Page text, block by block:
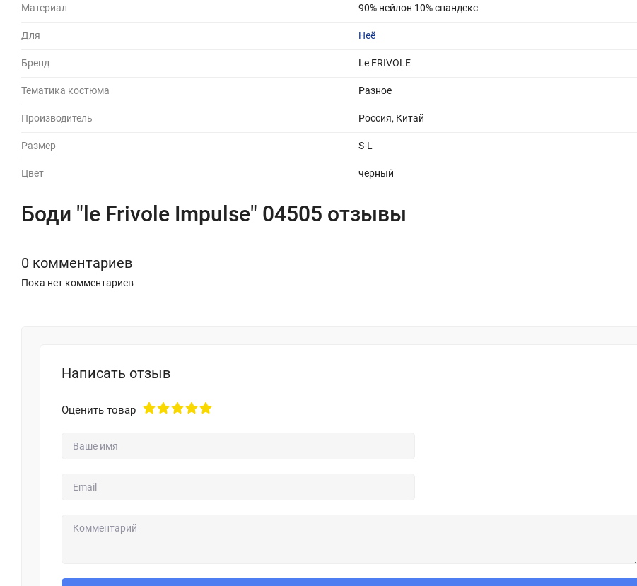
Материал 90% нейлон 10% спандекс
Для Неё
Бренд Le FRIVOLE
Тематика костюма Разное
Производитель Россия, Китай
Размер S-L
Цвет черный
Боди "le Frivole Impulse" 04505 отзывы
0 комментариев
Пока нет комментариев
Написать отзыв
Оценить товар